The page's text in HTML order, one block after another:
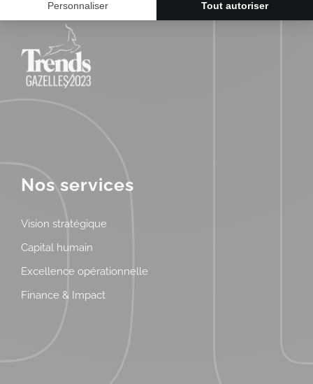
Nos services
Vision stratégique
Capital humain
Excellence opérationnelle
Finance & Impact